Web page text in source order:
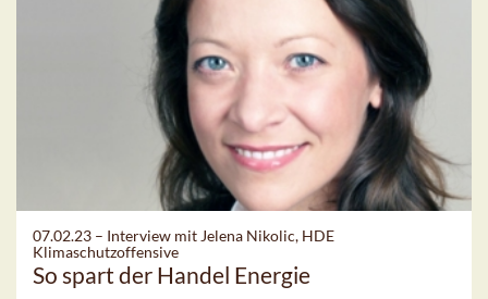
07.02.23 – Interview mit Jelena Nikolic, HDE
Klimaschutzoffensive
So spart der Handel Energie